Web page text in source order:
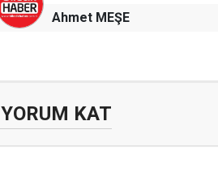
Ahmet MEŞE
YORUM KAT